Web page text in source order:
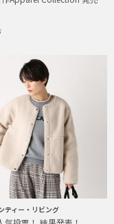
ティー・リビング